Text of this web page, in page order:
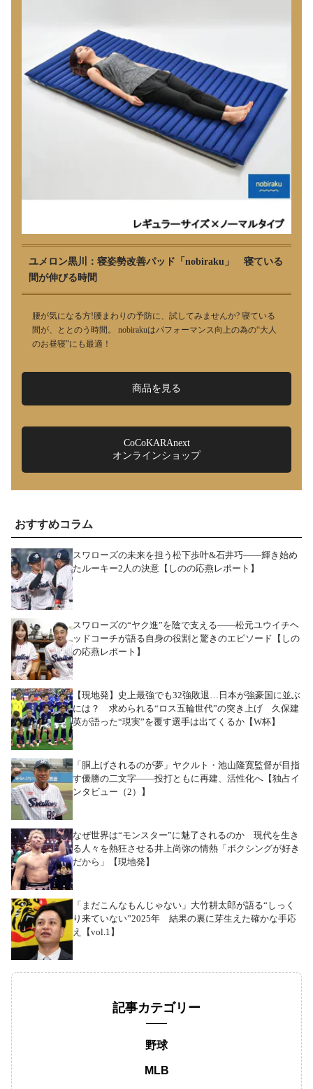
ユメロン黒川：寝姿勢改善パッド「nobiraku」 寝ている
間が伸びる時間
腰が気になる方!腰まわりの予防に、試してみませんか? 寝ている
間が、ととのう時間。 nobirakuはパフォーマンス向上の為の“大人
のお昼寝”にも最適！
商品を見る
CoCoKARAnext
オンラインショップ
おすすめコラム
スワローズの未来を担う松下歩叶&石井巧――輝き始め
たルーキー2人の決意【しのの応燕レポート】
スワローズの“ヤク進”を陰で支える――松元ユウイチヘ
ッドコーチが語る自身の役割と驚きのエピソード【しの
の応燕レポート】
【現地発】史上最強でも32強敗退…日本が強豪国に並ぶ
には？ 求められる“ロス五輪世代”の突き上げ 久保建
英が語った“現実”を覆す選手は出てくるか【W杯】
「胴上げされるのが夢」ヤクルト・池山隆寛監督が目指
す優勝の二文字――投打ともに再建、活性化へ【独占イ
ンタビュー（2）】
なぜ世界は“モンスター”に魅了されるのか 現代を生き
る人々を熱狂させる井上尚弥の情熱「ボクシングが好き
だから」【現地発】
「まだこんなもんじゃない」大竹耕太郎が語る“しっく
り来ていない”2025年 結果の裏に芽生えた確かな手応
え【vol.1】
記事カテゴリー
野球
MLB